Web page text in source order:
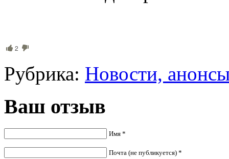
2
Рубрика: Новости,
Ваш отзыв
Имя *
Почта (не публикуется) *